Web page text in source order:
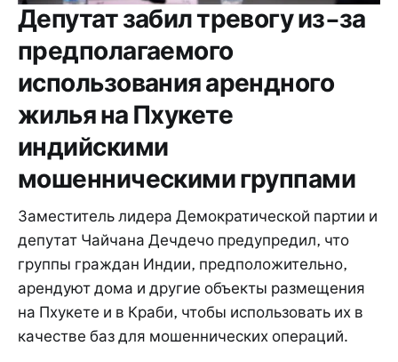
Депутат забил тревогу из-за
предполагаемого
использования арендного
жилья на Пхукете
индийскими
мошенническими группами
Заместитель лидера Демократической партии и
депутат Чайчана Дечдечо предупредил, что
группы граждан Индии, предположительно,
арендуют дома и другие объекты размещения
на Пхукете и в Краби, чтобы использовать их в
качестве баз для мошеннических операций.